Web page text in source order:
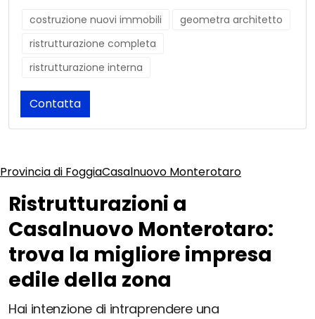
costruzione nuovi immobili
geometra architetto
ristrutturazione completa
ristrutturazione interna
Contatta
Provincia di FoggiaCasalnuovo Monterotaro
Ristrutturazioni a
Casalnuovo Monterotaro:
trova la migliore impresa
edile della zona
Hai intenzione di intraprendere una